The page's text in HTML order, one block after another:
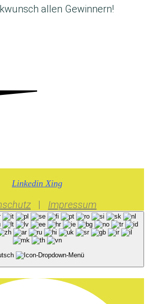
allen Gewinnern!
Linkedin Xing
| Impressum